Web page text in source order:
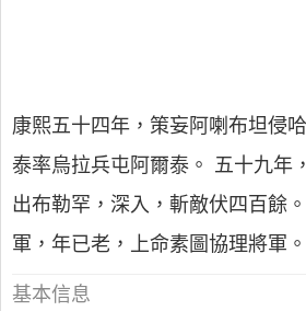
康熙五十四年，策妄阿喇布坦侵
泰率烏拉兵屯阿爾泰。 五十九年
出布勒罕，深入，斬敵伏四百餘
軍，年已老，上命素圖協理將軍。
基本信息